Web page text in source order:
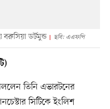
ডর্টমুন্ড ছবি: এএফপি
তিনি এভারটনের
সিটিকে ইংলিশ